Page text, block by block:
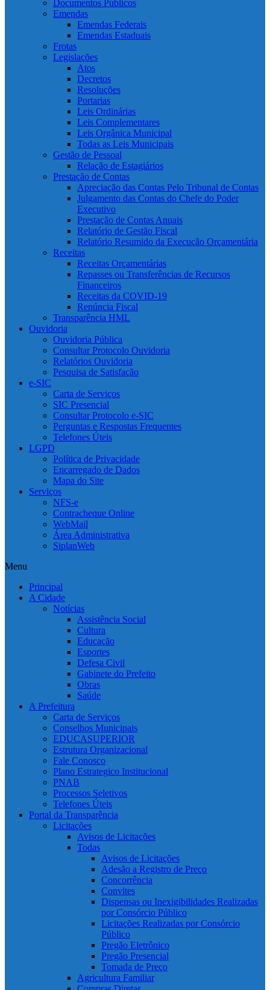
Documentos Públicos
Emendas
Emendas Federais
Emendas Estaduais
Frotas
Legislações
Atos
Decretos
Resoluções
Portarias
Leis Ordinárias
Leis Complementares
Leis Orgânica Municipal
Todas as Leis Municipais
Gestão de Pessoal
Relação de Estagiários
Prestação de Contas
Apreciação das Contas Pelo Tribunal de Contas
Julgamento das Contas do Chefe do Poder
Executivo
Prestação de Contas Anuais
Relatório de Gestão Fiscal
Relatório Resumido da Execução Orçamentária
Receitas
Receitas Orçamentárias
Repasses ou Transferências de Recursos
Financeiros
Receitas da COVID-19
Renúncia Fiscal
Transparência HML
Ouvidoria
Ouvidoria Pública
Consultar Protocolo Ouvidoria
Relatórios Ouvidoria
Pesquisa de Satisfação
e-SIC
Carta de Serviços
SIC Presencial
Consultar Protocolo e-SIC
Perguntas e Respostas Frequentes
Telefones Úteis
LGPD
Política de Privacidade
Encarregado de Dados
Mapa do Site
Serviços
NFS-e
Contracheque Online
WebMail
Área Administrativa
SiplanWeb
Menu
Principal
A Cidade
Notícias
Assistência Social
Cultura
Educação
Esportes
Defesa Civil
Gabinete do Prefeito
Obras
Saúde
A Prefeitura
Carta de Serviços
Conselhos Municipais
EDUCASUPERIOR
Estrutura Organizacional
Fale Conosco
Plano Estrategico Institucional
PNAB
Processos Seletivos
Telefones Úteis
Portal da Transparência
Licitações
Avisos de Licitações
Todas
Avisos de Licitações
Adesão a Registro de Preço
Concorrência
Convites
Dispensas ou Inexigibilidades Realizadas
por Consórcio Público
Licitações Realizadas por Consórcio
Público
Pregão Eletrônico
Pregão Presencial
Tomada de Preço
Agricultura Familiar